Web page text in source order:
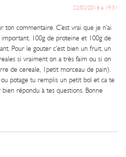
22/02/2016 à 19:31
commentaire. C’est vrai que je n’ai
important. 100g de proteine et 100g de
Pour le gouter c’est bien un fruit, un
si vraiment on a très faim ou si on
de cereale, 1petit morceau de pain).
potage tu remplis un petit bol et ca te
bien répondu à tes questions. Bonne